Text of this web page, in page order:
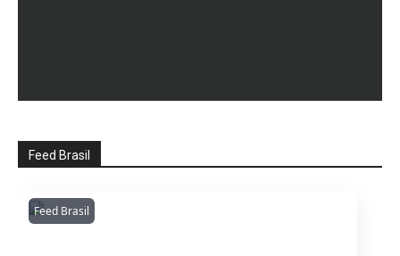
Feed Brasil
Feed BrasilAmazonianarede
1053